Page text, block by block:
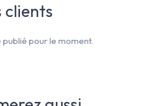
clients
publié pour le moment.